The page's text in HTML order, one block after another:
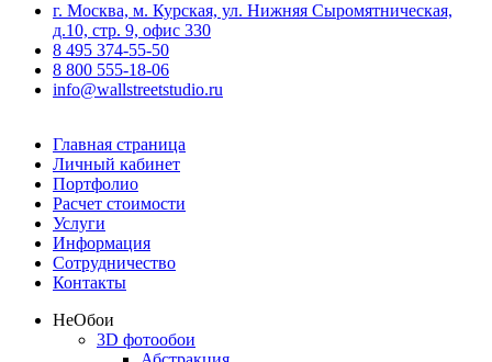
г. Москва, м. Курская, ул. Нижняя Сыромятническая,
д.10, стр. 9, офис 330
8 495 374-55-50
8 800 555-18-06
info@wallstreetstudio.ru
Главная страница
Личный кабинет
Портфолио
Расчет стоимости
Услуги
Информация
Сотрудничество
Контакты
НеОбои
3D фотообои